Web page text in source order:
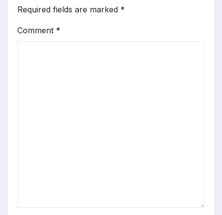
Required fields are marked *
Comment *